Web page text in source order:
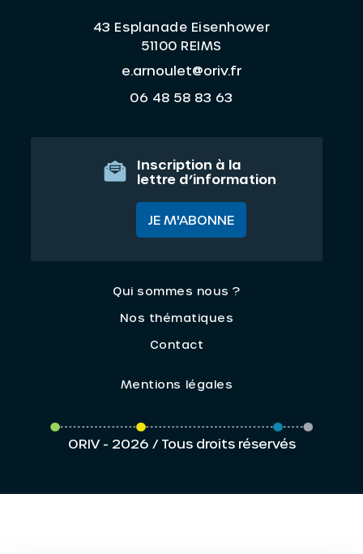
43 Esplanade Eisenhower
51100 REIMS
e.arnoulet@oriv.fr
06 48 58 83 63
Inscription à la
lettre d’information
JE M'ABONNE
Qui sommes nous ?
Nos thématiques
Contact
Mentions légales
ORIV - 2026 / Tous droits réservés